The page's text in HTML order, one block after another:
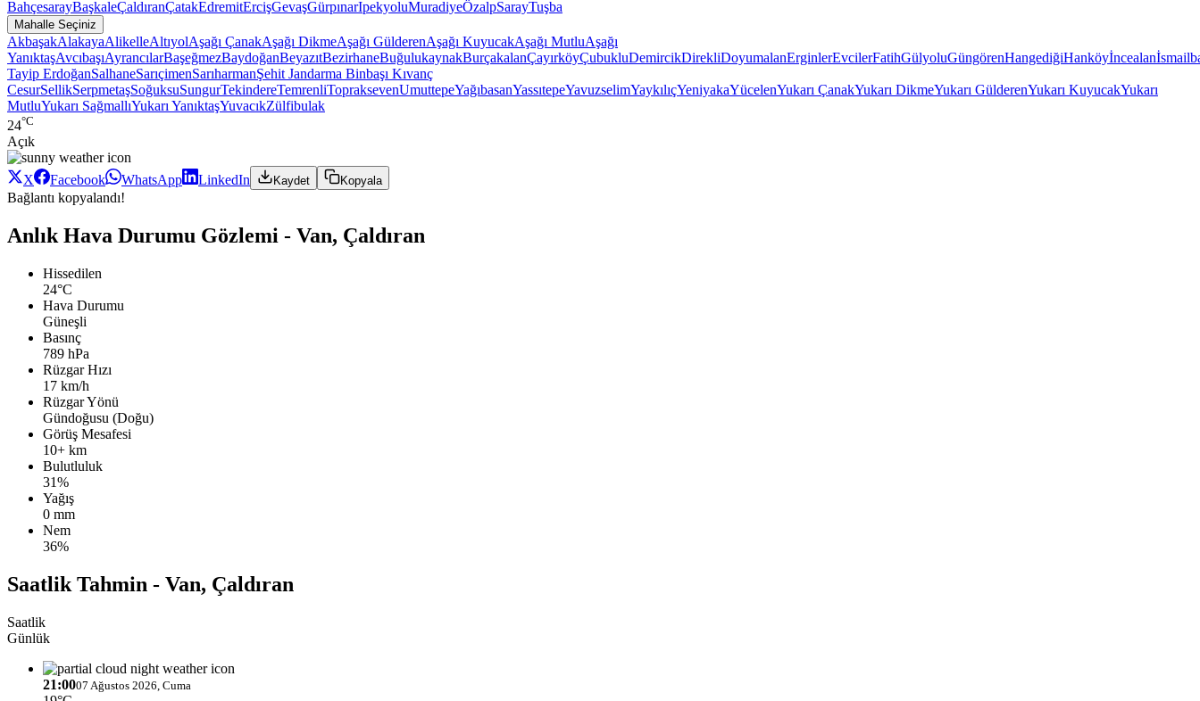
BahçesarayBaşkaleÇaldıranÇatakEdremitErcişGevaşGürpınarIpekyoluMuradiyeÖzalpSarayTuşba
Mahalle Seçiniz
AkbaşakAlakayaAlikelleAltıyolAşağı ÇanakAşağı DikmeAşağı GülderenAşağı KuyucakAşağı MutluAşağı
YanıktaşAvcıbaşıAyrancılarBaşeğmezBaydoğanBeyazıtBezirhaneBuğulukaynakBurçakalanÇayırköyÇubukluDemircikDirekliDoyumalanErginlerEvcilerFatihGülyoluGüngörenHangediğiHanköyİncealan
Tayip ErdoğanSalhaneSarıçimenSarıharmanŞehit Jandarma Binbaşı Kıvanç
CesurSellikSerpmetaşSoğuksuSungurTekindereTemrenliTopraksevenUmuttepeYağıbasanYassıtepeYavuzselimYaykılıçYeniyakaYücelenYukarı ÇanakYukarı DikmeYukarı GülderenYukarı KuyucakYukarı
MutluYukarı SağmallıYukarı YanıktaşYuvacıkZülfibulak
24°C
Açık
X Facebook WhatsApp LinkedIn Kaydet Kopyala
Bağlantı kopyalandı!
Anlık Hava Durumu Gözlemi - Van, Çaldıran
Hissedilen
24°C
Hava Durumu
Güneşli
Basınç
789 hPa
Rüzgar Hızı
17 km/h
Rüzgar Yönü
Gündoğusu (Doğu)
Görüş Mesafesi
10+ km
Bulutluluk
31%
Yağış
0 mm
Nem
36%
Saatlik Tahmin - Van, Çaldıran
Saatlik
Günlük
21:0007 Ağustos 2026, Cuma